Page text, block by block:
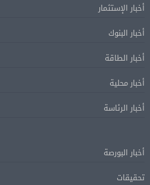
أخبار الإستثمار
أخبار البنوك
أخبار الطاقة
أخبار محلية
أخبار الرئاسة
أخبار البورصة
تحقيقات